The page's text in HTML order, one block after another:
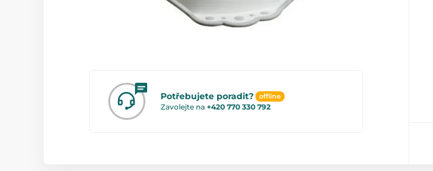
Potřebujete poradit? offline
Zavolejte na +420 770 330 792